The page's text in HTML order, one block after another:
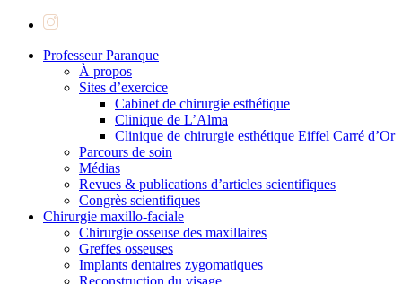
Professeur Paranque
À propos
Sites d’exercice
Cabinet de chirurgie esthétique
Clinique de L’Alma
Clinique de chirurgie esthétique Eiffel Carré d’Or
Parcours de soin
Médias
Revues & publications d’articles scientifiques
Congrès scientifiques
Chirurgie maxillo-faciale
Chirurgie osseuse des maxillaires
Greffes osseuses
Implants dentaires zygomatiques
Reconstruction du visage